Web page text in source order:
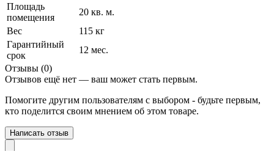
Площадь
помещения
20 кв. м.
Вес
115 кг
Гарантийный
срок
12 мес.
Отзывы (0)
Отзывов ещё нет — ваш может стать первым.
Помогите другим пользователям с выбором - будьте первым,
кто поделится своим мнением об этом товаре.
Написать отзыв